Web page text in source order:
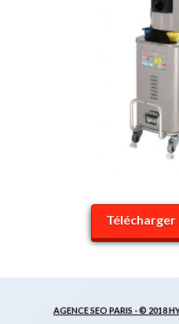
AGENCE SEO PARIS -© 2018